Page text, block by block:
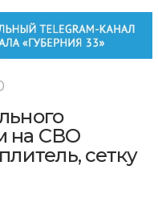
на СВО
сетку